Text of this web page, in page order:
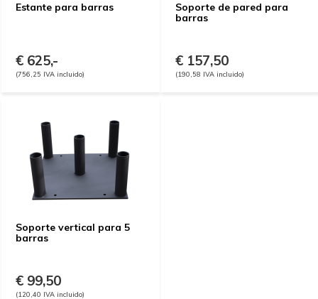
Estante para barras
€ 625,-
(756,25 IVA incluido)
Soporte de pared para
barras
€ 157,50
(190,58 IVA incluido)
Soporte vertical para 5
barras
€ 99,50
(120,40 IVA incluido)